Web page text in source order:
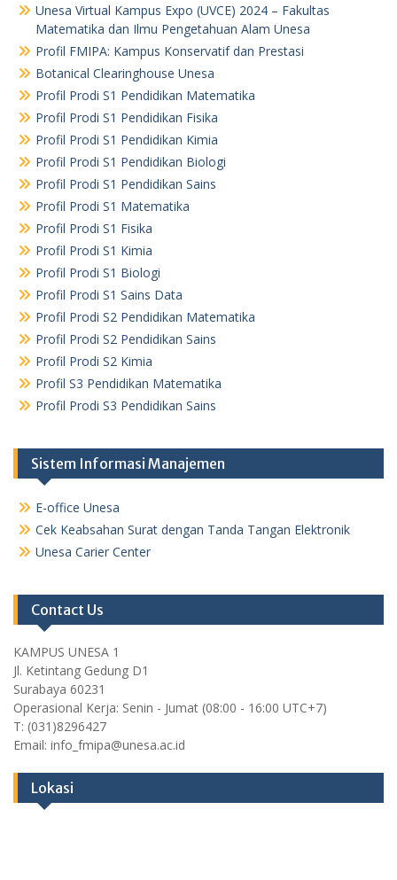
Unesa Virtual Kampus Expo (UVCE) 2024 – Fakultas
Matematika dan Ilmu Pengetahuan Alam Unesa
Profil FMIPA: Kampus Konservatif dan Prestasi
Botanical Clearinghouse Unesa
Profil Prodi S1 Pendidikan Matematika
Profil Prodi S1 Pendidikan Fisika
Profil Prodi S1 Pendidikan Kimia
Profil Prodi S1 Pendidikan Biologi
Profil Prodi S1 Pendidikan Sains
Profil Prodi S1 Matematika
Profil Prodi S1 Fisika
Profil Prodi S1 Kimia
Profil Prodi S1 Biologi
Profil Prodi S1 Sains Data
Profil Prodi S2 Pendidikan Matematika
Profil Prodi S2 Pendidikan Sains
Profil Prodi S2 Kimia
Profil S3 Pendidikan Matematika
Profil Prodi S3 Pendidikan Sains
Sistem Informasi Manajemen
E-office Unesa
Cek Keabsahan Surat dengan Tanda Tangan Elektronik
Unesa Carier Center
Contact Us
KAMPUS UNESA 1
Jl. Ketintang Gedung D1
Surabaya 60231
Operasional Kerja: Senin - Jumat (08:00 - 16:00 UTC+7)
T: (031)8296427
Email: info_fmipa@unesa.ac.id
Lokasi